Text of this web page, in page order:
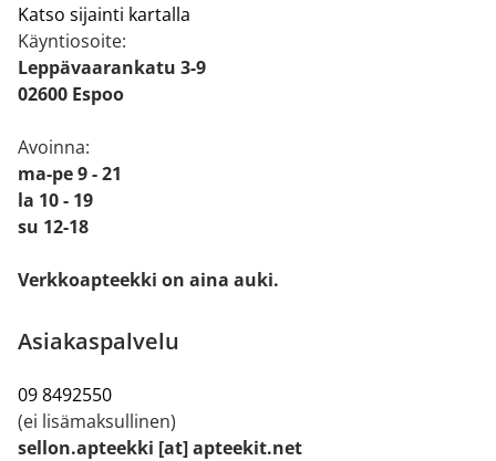
Katso sijainti kartalla
Käyntiosoite:
Leppävaarankatu 3-9
02600 Espoo
Avoinna:
ma-pe 9 - 21
la 10 - 19
su 12-18
Verkkoapteekki on aina auki.
Asiakaspalvelu
09 8492550
(ei lisämaksullinen)
sellon.apteekki [at] apteekit.net